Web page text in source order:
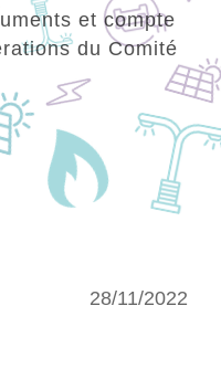
et compte
du Comité
28/11/2022